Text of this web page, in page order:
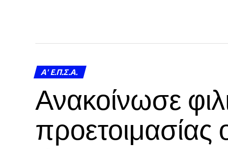
A' Ε.Π.Σ.Α.
Ανακοίνωσε